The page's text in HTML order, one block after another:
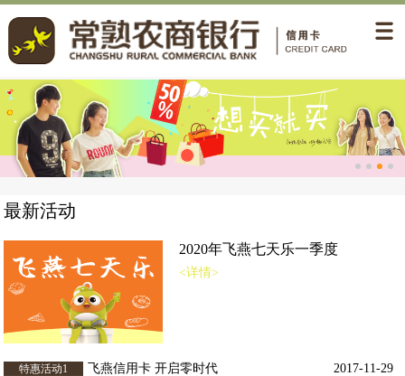
最新活动
2020年飞燕七天乐一季度
<详情>
特惠活动1 飞燕信用卡 开启零时代 2017-11-29